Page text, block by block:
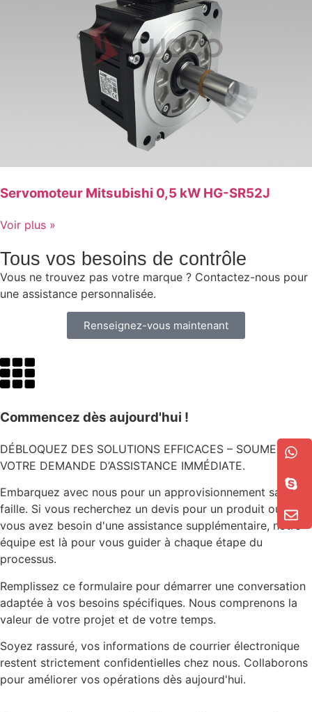
Servomoteur Mitsubishi 0,5 kW HG-SR52J
Voir plus »
Tous vos besoins de contrôle
Vous ne trouvez pas votre marque ? Contactez-nous pour
une assistance personnalisée.
Renseignez-vous maintenant
Commencez dès aujourd'hui !
DÉBLOQUEZ DES SOLUTIONS EFFICACES – SOUMETTEZ
VOTRE DEMANDE D’ASSISTANCE IMMÉDIATE.
Embarquez avec nous pour un approvisionnement sans
faille. Si vous recherchez un devis pour un produit ou si
vous avez besoin d'une assistance supplémentaire, notre
équipe est là pour vous guider à chaque étape du
processus.
Remplissez ce formulaire pour démarrer une conversation
adaptée à vos besoins spécifiques. Nous comprenons la
valeur de votre projet et de votre temps.
Soyez rassuré, vos informations de courrier électronique
restent strictement confidentielles chez nous. Collaborons
pour améliorer vos opérations dès aujourd'hui.